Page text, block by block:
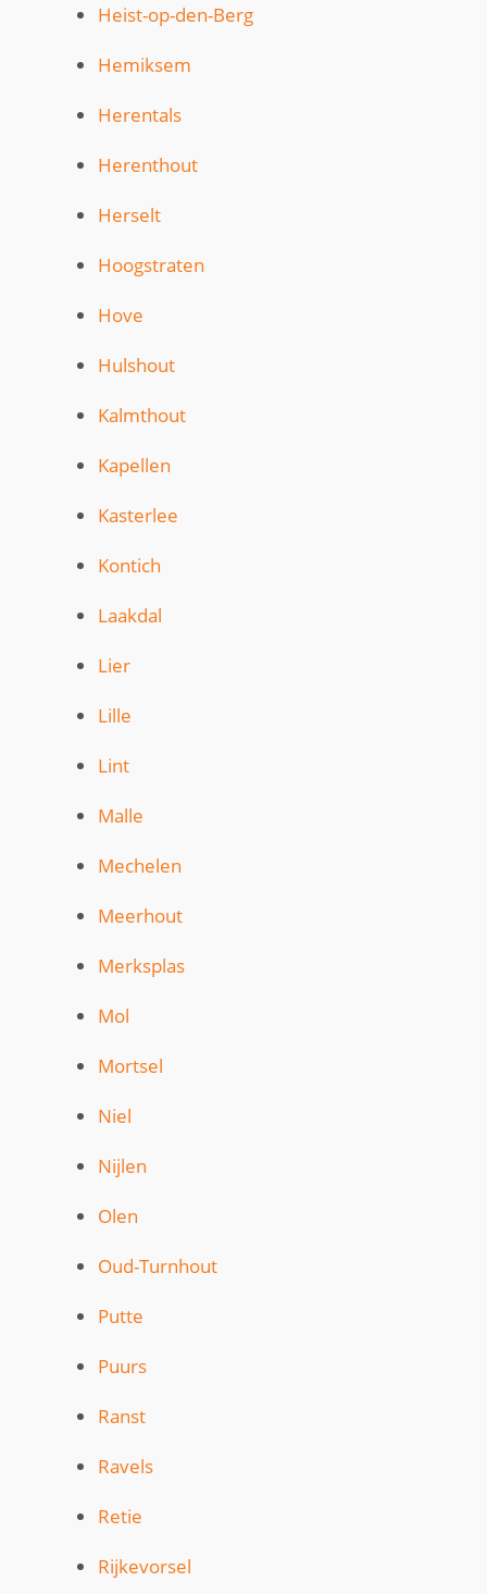
Heist-op-den-Berg
Hemiksem
Herentals
Herenthout
Herselt
Hoogstraten
Hove
Hulshout
Kalmthout
Kapellen
Kasterlee
Kontich
Laakdal
Lier
Lille
Lint
Malle
Mechelen
Meerhout
Merksplas
Mol
Mortsel
Niel
Nijlen
Olen
Oud-Turnhout
Putte
Puurs
Ranst
Ravels
Retie
Rijkevorsel